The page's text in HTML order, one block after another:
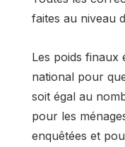
faites au niveau
Les poids finaux
national pour
soit égal au
pour les
enquêtées et